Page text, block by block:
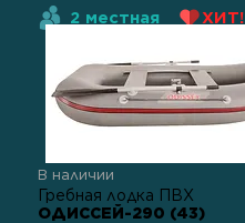
2 местная ХИТ!
В наличии
Гребная лодка ПВХ
ОДИССЕЙ-290 (43)